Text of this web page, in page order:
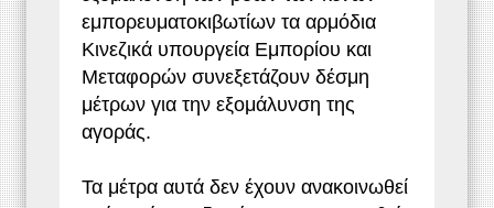
εμπορευματοκιβωτίων τα αρμόδια
Κινεζικά υπουργεία Εμπορίου και
Μεταφορών συνεξετάζουν δέσμη
μέτρων για την εξομάλυνση της
αγοράς.
Τα μέτρα αυτά δεν έχουν ανακοινωθεί